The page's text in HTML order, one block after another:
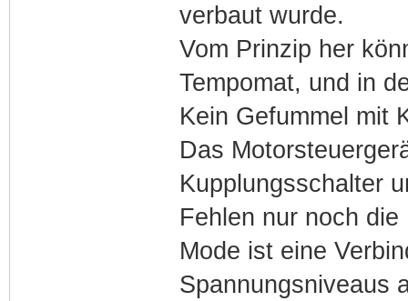
verbaut wurde.
Vom Prinzip her
Tempomat, und in
Kein Gefummel mit
Das
Kupplungsschalter
Fehlen nur noch
Mode ist eine
Spannungsniveaus